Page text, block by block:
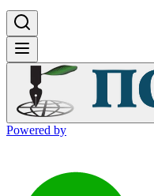
Powered by